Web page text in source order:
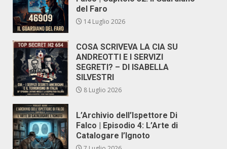
del Faro
14 Luglio 2026
COSA SCRIVEVA LA CIA SU
ANDREOTTI E I SERVIZI
SEGRETI? – DI ISABELLA
SILVESTRI
8 Luglio 2026
L’Archivio dell’Ispettore Di
Falco | Episodio 4: L’Arte di
Catalogare l’Ignoto